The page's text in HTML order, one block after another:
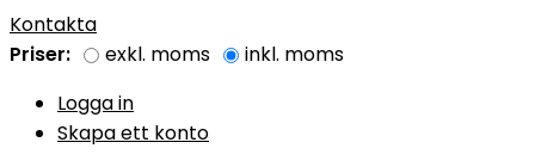
Kontakta
Priser:
exkl. moms
inkl. moms
Logga in
Skapa ett konto